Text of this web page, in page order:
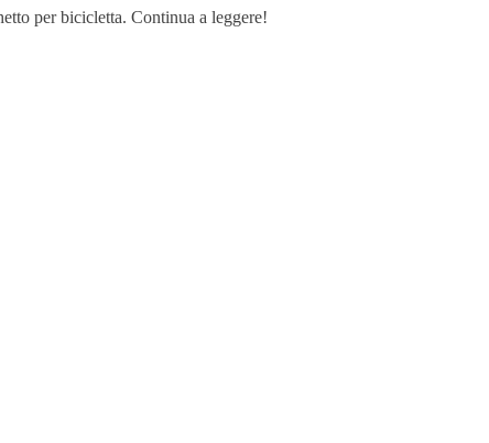
per bicicletta. Continua a leggere!